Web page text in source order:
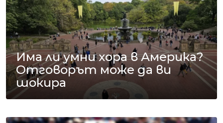
Има ли умни хора в Америка?
Отговорът може да ви
шокира